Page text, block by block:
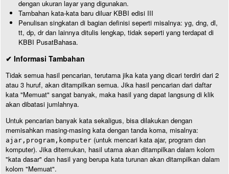
dengan ukuran layar yang digunakan.
Tambahan kata-kata baru diluar KBBI edisi III
Penulisan singkatan di bagian definisi seperti misalnya: yg, dng, dl,
tt, dp, dr dan lainnya ditulis lengkap, tidak seperti yang terdapat di
KBBI PusatBahasa.
✔ Informasi Tambahan
Tidak semua hasil pencarian, terutama jika kata yang dicari terdiri dari 2
atau 3 huruf, akan ditampilkan semua. Jika hasil pencarian dari daftar
kata "Memuat" sangat banyak, maka hasil yang dapat langsung di klik
akan dibatasi jumlahnya.
Untuk pencarian banyak kata sekaligus, bisa dilakukan dengan
memisahkan masing-masing kata dengan tanda koma, misalnya:
ajar,program,komputer (untuk mencari kata ajar, program dan
komputer). Jika ditemukan, hasil utama akan ditampilkan dalam kolom
"kata dasar" dan hasil yang berupa kata turunan akan ditampilkan dalam
kolom "Memuat".